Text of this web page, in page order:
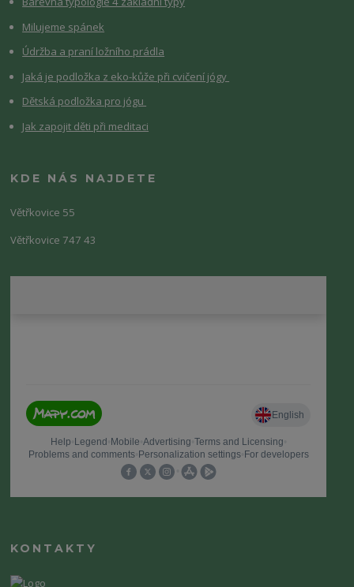
Milujeme spánek
Údržba a praní ložního prádla
Jaká je podložka z eko-kůže při cvičení jógy
Dětská podložka pro jógu
Jak zapojit děti při meditaci
KDE NÁS NAJDETE
Větřkovice 55
Větřkovice 747 43
KONTAKTY